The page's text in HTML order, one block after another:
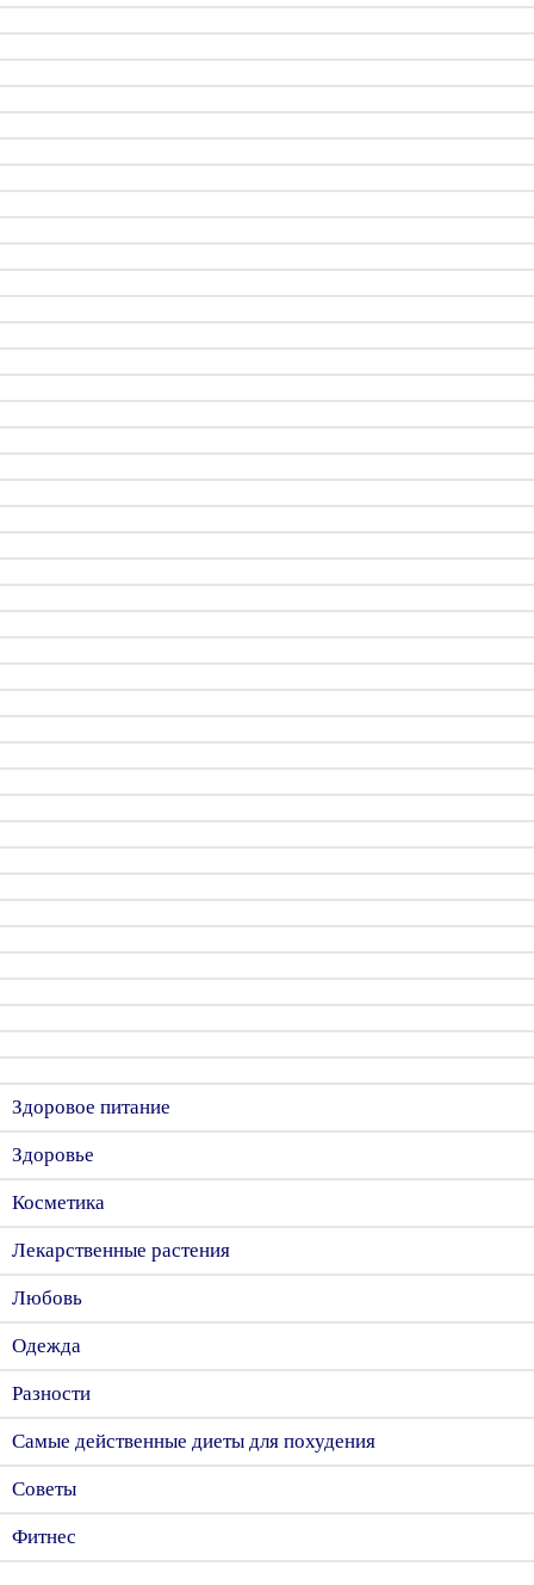
Здоровое питание
Здоровье
Косметика
Лекарственные растения
Любовь
Одежда
Разности
Самые действенные диеты для похудения
Советы
Фитнес